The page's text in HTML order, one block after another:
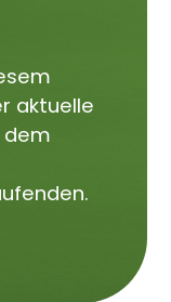
aktuelle
dem